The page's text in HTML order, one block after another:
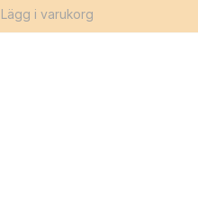
Lägg i varukorg